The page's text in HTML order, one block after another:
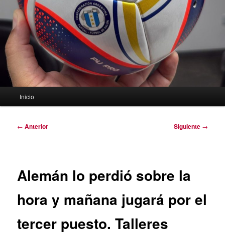
Inicio
Navegación
← Anterior Siguiente →
Alemán lo perdió sobre la
hora y mañana jugará por el
tercer puesto. Talleres